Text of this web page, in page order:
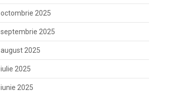
octombrie 2025
septembrie 2025
august 2025
iulie 2025
iunie 2025